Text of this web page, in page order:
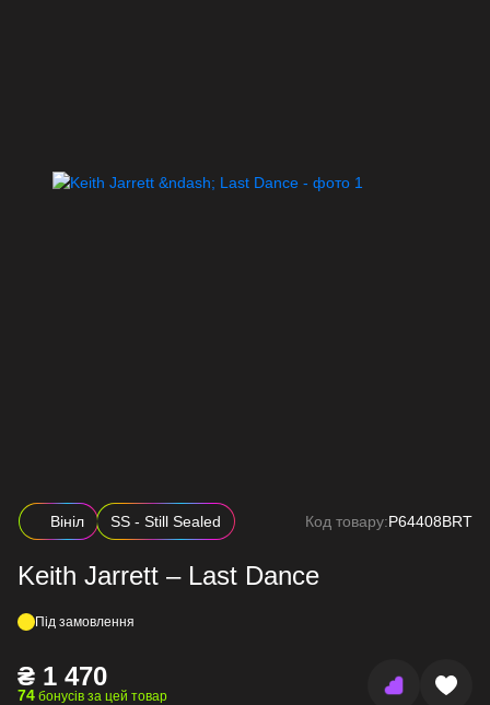
Вініл SS - Still Sealed Код товару:P64408BRT
Keith Jarrett – Last Dance
Під замовлення
₴ 1 470
74 бонусів за цей товар